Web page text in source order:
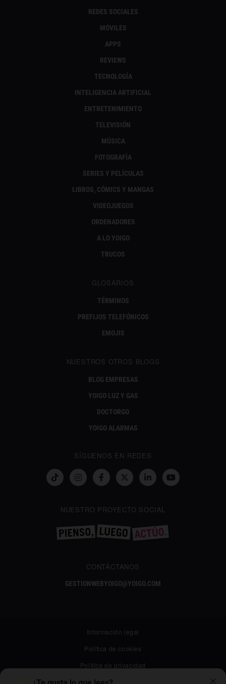
REDES SOCIALES
MÓVILES
APPS
REVIEWS
TECNOLOGÍA
INTELIGENCIA ARTIFICIAL
ENTRETENIMIENTO
TELEVISIÓN
MÚSICA
FOTOGRAFÍA
SERIES Y PELÍCULAS
LIBROS, CÓMICS Y MANGAS
VIDEOJUEGOS
ORDENADORES
A LO YOIGO
TRUCOS
GLOSARIOS
TÉRMINOS
PREFIJOS TELEFÓNICOS
EMOJIS
NUESTROS OTROS BLOGS
BLOG EMPRESAS
YOIGO LUZ Y GAS
DOCTORGO
YOIGO ALARMAS
SÍGUENOS EN REDES
NUESTRO PROYECTO SOCIAL
CONTÁCTANOS
GESTIONWEBYOIGO@YOIGO.COM
Información legal
Política de cookies
Política de privacidad
Canal ético